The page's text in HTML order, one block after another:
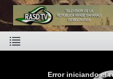
Error iniciando el